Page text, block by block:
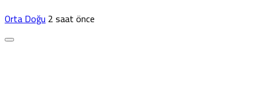
Orta Doğu2 saat önce